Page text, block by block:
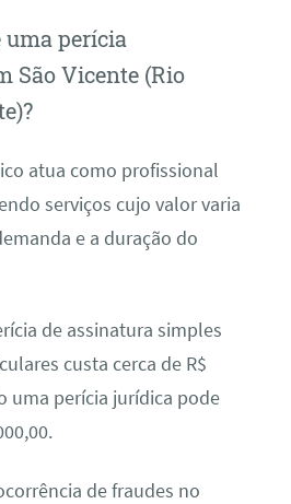
uma perícia
São Vicente (Rio
atua como profissional
serviços cujo valor varia
e a duração do
de assinatura simples
custa cerca de R$
uma perícia jurídica pode
de fraudes no